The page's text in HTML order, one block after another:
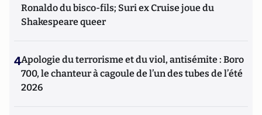
Ronaldo du bisco-fils; Suri ex Cruise joue du
Shakespeare queer
4Apologie du terrorisme et du viol, antisémite : Boro
700, le chanteur à cagoule de l’un des tubes de l’été
2026